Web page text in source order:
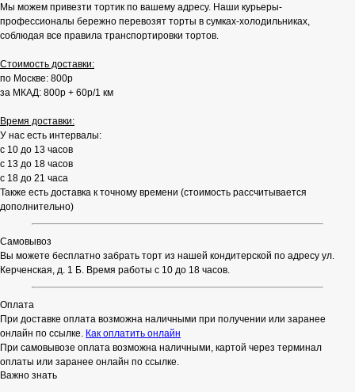
Мы можем привезти тортик по вашему адресу. Наши курьеры-
профессионалы бережно перевозят торты в сумках-холодильниках,
соблюдая все правила транспортировки тортов.
Стоимость доставки:
по Москве: 800р
за МКАД: 800р + 60р/1 км
Время доставки:
У нас есть интервалы:
с 10 до 13 часов
с 13 до 18 часов
с 18 до 21 часа
Также есть доставка к точному времени (стоимость рассчитывается
дополнительно)
Самовывоз
Вы можете бесплатно забрать торт из нашей кондитерской по адресу ул.
Керченская, д. 1 Б. Время работы с 10 до 18 часов.
Оплата
При доставке оплата возможна наличными при получении или заранее
онлайн по ссылке. Как оплатить онлайн
При самовывозе оплата возможна наличными, картой через терминал
оплаты или заранее онлайн по ссылке.
Важно знать